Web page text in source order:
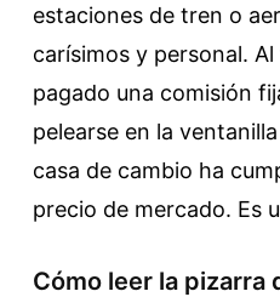
estaciones de tren o
carísimos y personal.
pagado una comisión
pelearse en la
casa de cambio ha
precio de mercado. Es
Cómo leer la pizarra